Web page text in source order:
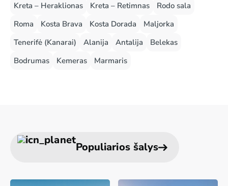
Kreta – Heraklionas
Kreta – Retimnas
Rodo sala
Roma
Kosta Brava Kosta Dorada
Maljorka
Tenerifė (Kanarai)
Alanija Antalija
Belekas
Bodrumas
Kemeras Marmaris
Populiarios šalys